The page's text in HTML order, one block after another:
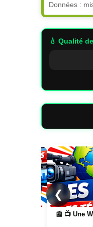
Données :
💧 Qualité
❮
Page
📰